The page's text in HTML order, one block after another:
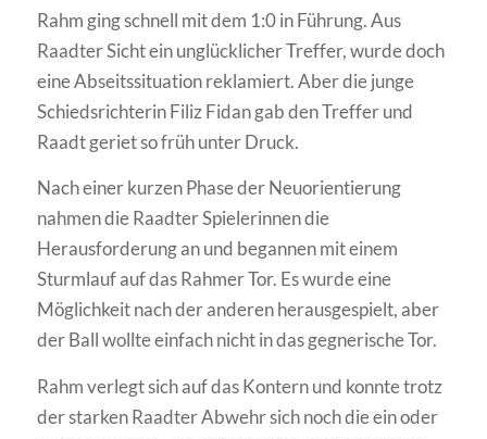
Rahm ging schnell mit dem 1:0 in Führung. Aus
Raadter Sicht ein unglücklicher Treffer, wurde doch
eine Abseitssituation reklamiert. Aber die junge
Schiedsrichterin Filiz Fidan gab den Treffer und
Raadt geriet so früh unter Druck.
Nach einer kurzen Phase der Neuorientierung
nahmen die Raadter Spielerinnen die
Herausforderung an und begannen mit einem
Sturmlauf auf das Rahmer Tor. Es wurde eine
Möglichkeit nach der anderen herausgespielt, aber
der Ball wollte einfach nicht in das gegnerische Tor.
Rahm verlegt sich auf das Kontern und konnte trotz
der starken Raadter Abwehr sich noch die ein oder